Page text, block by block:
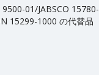
01/JABSCO 15780-
15299-1000 の代替品